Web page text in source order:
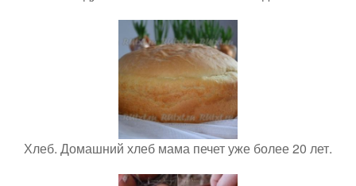
Хлеб. Домашний хлеб мама печет уже более 20 лет.